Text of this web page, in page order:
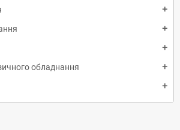
add
add
add
обладнання add
add